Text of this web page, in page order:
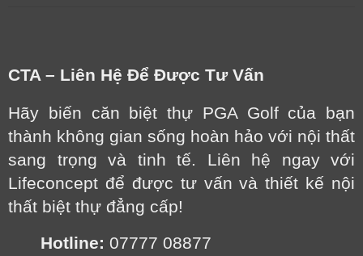
CTA – Liên Hệ Để Được Tư Vấn
Hãy biến căn biệt thự PGA Golf của bạn
thành không gian sống hoàn hảo với nội thất
sang trọng và tinh tế. Liên hệ ngay với
Lifeconcept để được tư vấn và thiết kế nội
thất biệt thự đẳng cấp!
Hotline: 07777 08877